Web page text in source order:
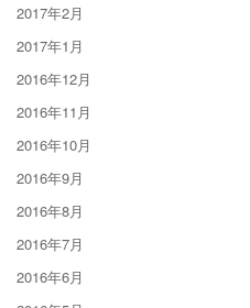
2017年2月
2017年1月
2016年12月
2016年11月
2016年10月
2016年9月
2016年8月
2016年7月
2016年6月